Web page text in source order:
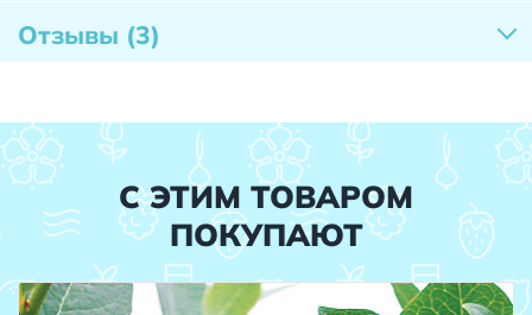
Отзывы (3)
С ЭТИМ ТОВАРОМ
ПОКУПАЮТ